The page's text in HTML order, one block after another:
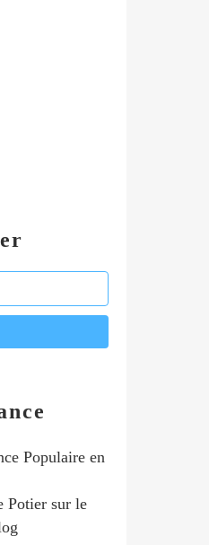
Populaire en
Potiersur le